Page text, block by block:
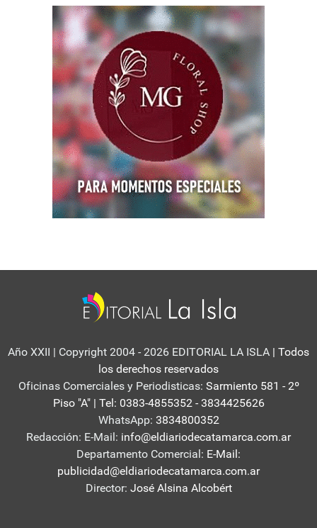
Año XXII | Copyright 2004 - 2026 EDITORIAL LA ISLA | Todos
los derechos reservados
Oficinas Comerciales y Periodisticas: Sarmiento 581 - 2º
Piso "A" | Tel: 0383-4855352 - 3834425626
WhatsApp: 3834800352
Redacción: E-Mail: info@eldiariodecatamarca.com.ar
Departamento Comercial: E-Mail:
publicidad@eldiariodecatamarca.com.ar
Director: José Alsina Alcobért